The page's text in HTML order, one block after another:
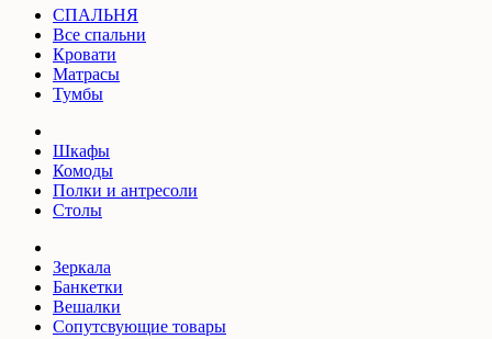
СПАЛЬНЯ
Все спальни
Кровати
Матрасы
Тумбы
Шкафы
Комоды
Полки и антресоли
Столы
Зеркала
Банкетки
Вешалки
Сопутсвующие товары